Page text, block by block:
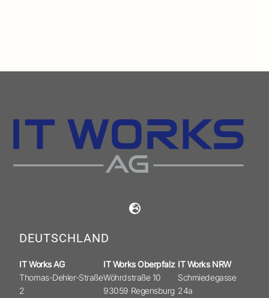
DEUTSCHLAND
IT Works AG
Thomas-Dehler-Straße
2
IT Works Oberpfalz
Wöhrdstraße 10
93059 Regensburg
IT Works NRW
Schmiedegasse
24a